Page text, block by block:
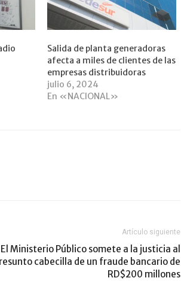
Salida de planta generadoras
afecta a miles de clientes de las
empresas distribuidoras
julio 6, 2024
En «NACIONAL»
Artículo siguiente
El Ministerio Público somete a la justicia al
cabecilla de un fraude bancario de
RD$200 millones